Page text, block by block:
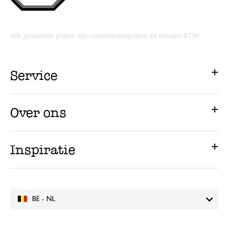
BE - NL
Alle genoemde prijzen zijn consumentenprijzen en inclusief BTW.
Service
Over ons
Inspiratie